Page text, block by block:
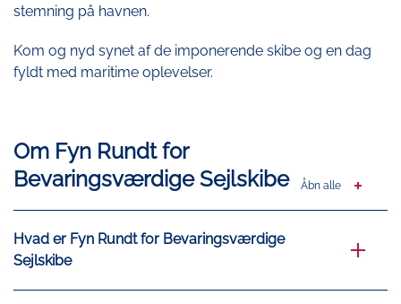
stemning på havnen.
Kom og nyd synet af de imponerende skibe og en dag
fyldt med maritime oplevelser.
Om Fyn Rundt for
Bevaringsværdige Sejlskibe
Åbn alle
Hvad er Fyn Rundt for Bevaringsværdige
Sejlskibe